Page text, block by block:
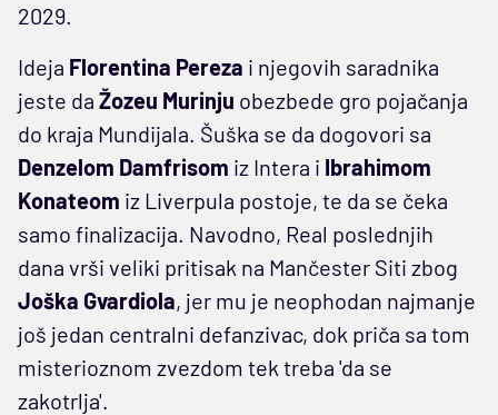
2029.
Ideja Florentina Pereza i njegovih saradnika
jeste da Žozeu Murinju obezbede gro pojačanja
do kraja Mundijala. Šuška se da dogovori sa
Denzelom Damfrisom iz Intera i Ibrahimom
Konateom iz Liverpula postoje, te da se čeka
samo finalizacija. Navodno, Real poslednjih
dana vrši veliki pritisak na Mančester Siti zbog
Joška Gvardiola, jer mu je neophodan najmanje
još jedan centralni defanzivac, dok priča sa tom
misterioznom zvezdom tek treba 'da se
zakotrlja'.